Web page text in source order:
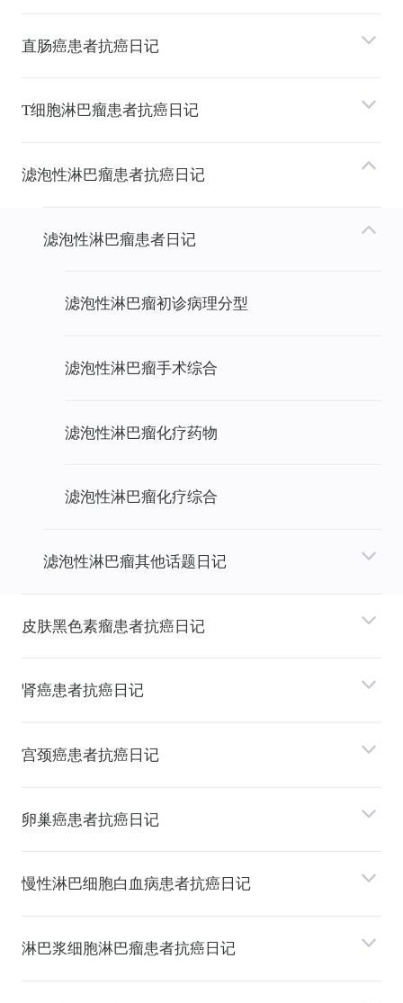
直肠癌患者抗癌日记
T细胞淋巴瘤患者抗癌日记
滤泡性淋巴瘤患者抗癌日记
滤泡性淋巴瘤患者日记
滤泡性淋巴瘤初诊病理分型
滤泡性淋巴瘤手术综合
滤泡性淋巴瘤化疗药物
滤泡性淋巴瘤化疗综合
滤泡性淋巴瘤其他话题日记
⽪肤⿊⾊素瘤患者抗癌日记
肾癌患者抗癌日记
宫颈癌患者抗癌日记
卵巢癌患者抗癌日记
慢性淋巴细胞⽩⾎病患者抗癌日记
淋巴浆细胞淋巴瘤患者抗癌日记